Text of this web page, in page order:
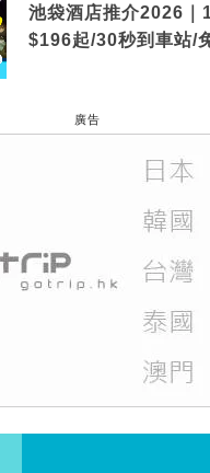
池袋酒店推介2026｜
$196起/30秒到車站/
廣告